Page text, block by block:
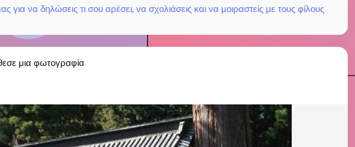
να δηλώσεις τι σου αρέσει, να σχολιάσεις και να μοιραστείς με τους φίλους
μια φωτογραφία